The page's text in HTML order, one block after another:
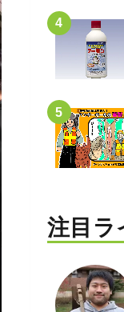
注目ラ